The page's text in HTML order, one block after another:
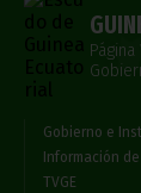
Gobierno e
Información
TVGE